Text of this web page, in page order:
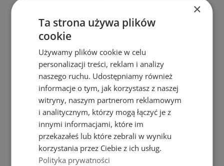
Add to cart
Bąble
SQUARE
SINK MAT
BLACK
COLOR
zł7.00
Add to cart
Add to cart
MISKA
OBIADOWA
NACZYNIE
TURYSTYCZNE
NA ZUPĘ
×
Ta strona używa plików
cookie
Używamy plików cookie w celu
personalizacji treści, reklam i analizy
naszego ruchu. Udostępniamy również
informacje o tym, jak korzystasz z naszej
witryny, naszym partnerom reklamowym
i analitycznym, którzy mogą łączyć je z
innymi informacjami, które im
przekazałeś lub które zebrali w wyniku
korzystania przez Ciebie z ich usług.
Polityka prywatności